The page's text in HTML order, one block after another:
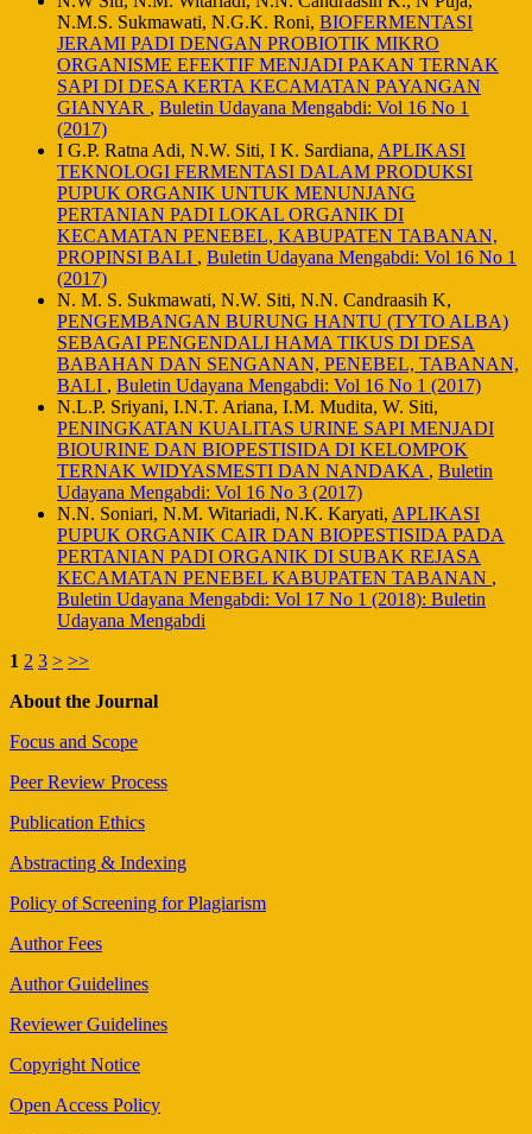
N.M.S. Sukmawati, N.G.K. Roni, BIOFERMENTASI
JERAMI PADI DENGAN PROBIOTIK MIKRO
ORGANISME EFEKTIF MENJADI PAKAN TERNAK
SAPI DI DESA KERTA KECAMATAN PAYANGAN
GIANYAR , Buletin Udayana Mengabdi: Vol 16 No 1
(2017)
I G.P. Ratna Adi, N.W. Siti, I K. Sardiana, APLIKASI
TEKNOLOGI FERMENTASI DALAM PRODUKSI
PUPUK ORGANIK UNTUK MENUNJANG
PERTANIAN PADI LOKAL ORGANIK DI
KECAMATAN PENEBEL, KABUPATEN TABANAN,
PROPINSI BALI , Buletin Udayana Mengabdi: Vol 16 No 1
(2017)
N. M. S. Sukmawati, N.W. Siti, N.N. Candraasih K,
PENGEMBANGAN BURUNG HANTU (TYTO ALBA)
SEBAGAI PENGENDALI HAMA TIKUS DI DESA
BABAHAN DAN SENGANAN, PENEBEL, TABANAN,
BALI , Buletin Udayana Mengabdi: Vol 16 No 1 (2017)
N.L.P. Sriyani, I.N.T. Ariana, I.M. Mudita, W. Siti,
PENINGKATAN KUALITAS URINE SAPI MENJADI
BIOURINE DAN BIOPESTISIDA DI KELOMPOK
TERNAK WIDYASMESTI DAN NANDAKA , Buletin
Udayana Mengabdi: Vol 16 No 3 (2017)
N.N. Soniari, N.M. Witariadi, N.K. Karyati, APLIKASI
PUPUK ORGANIK CAIR DAN BIOPESTISIDA PADA
PERTANIAN PADI ORGANIK DI SUBAK REJASA
KECAMATAN PENEBEL KABUPATEN TABANAN ,
Buletin Udayana Mengabdi: Vol 17 No 1 (2018): Buletin
Udayana Mengabdi
1 2 3 > >>
About the Journal
Focus and Scope
Peer Review Process
Publication Ethics
Abstracting & Indexing
Policy of Screening for Plagiarism
Author Fees
Author Guidelines
Reviewer Guidelines
Copyright Notice
Open Access Policy